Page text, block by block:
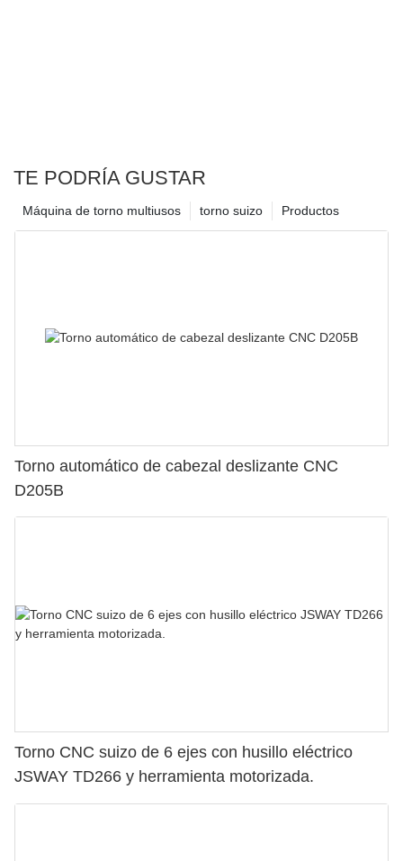
TE PODRÍA GUSTAR
Productos
torno suizo
Máquina de torno multiusos
Torno automático de cabezal deslizante CNC
D205B
Torno CNC suizo de 6 ejes con husillo eléctrico
JSWAY TD266 y herramienta motorizada.